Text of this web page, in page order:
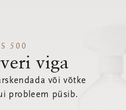
500
viga
või võtke
probleem püsib.